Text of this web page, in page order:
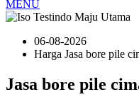
MENU
06-08-2026
Harga Jasa bore pile
Jasa bore pile